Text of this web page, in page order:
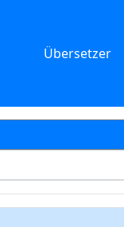
Übersetzer